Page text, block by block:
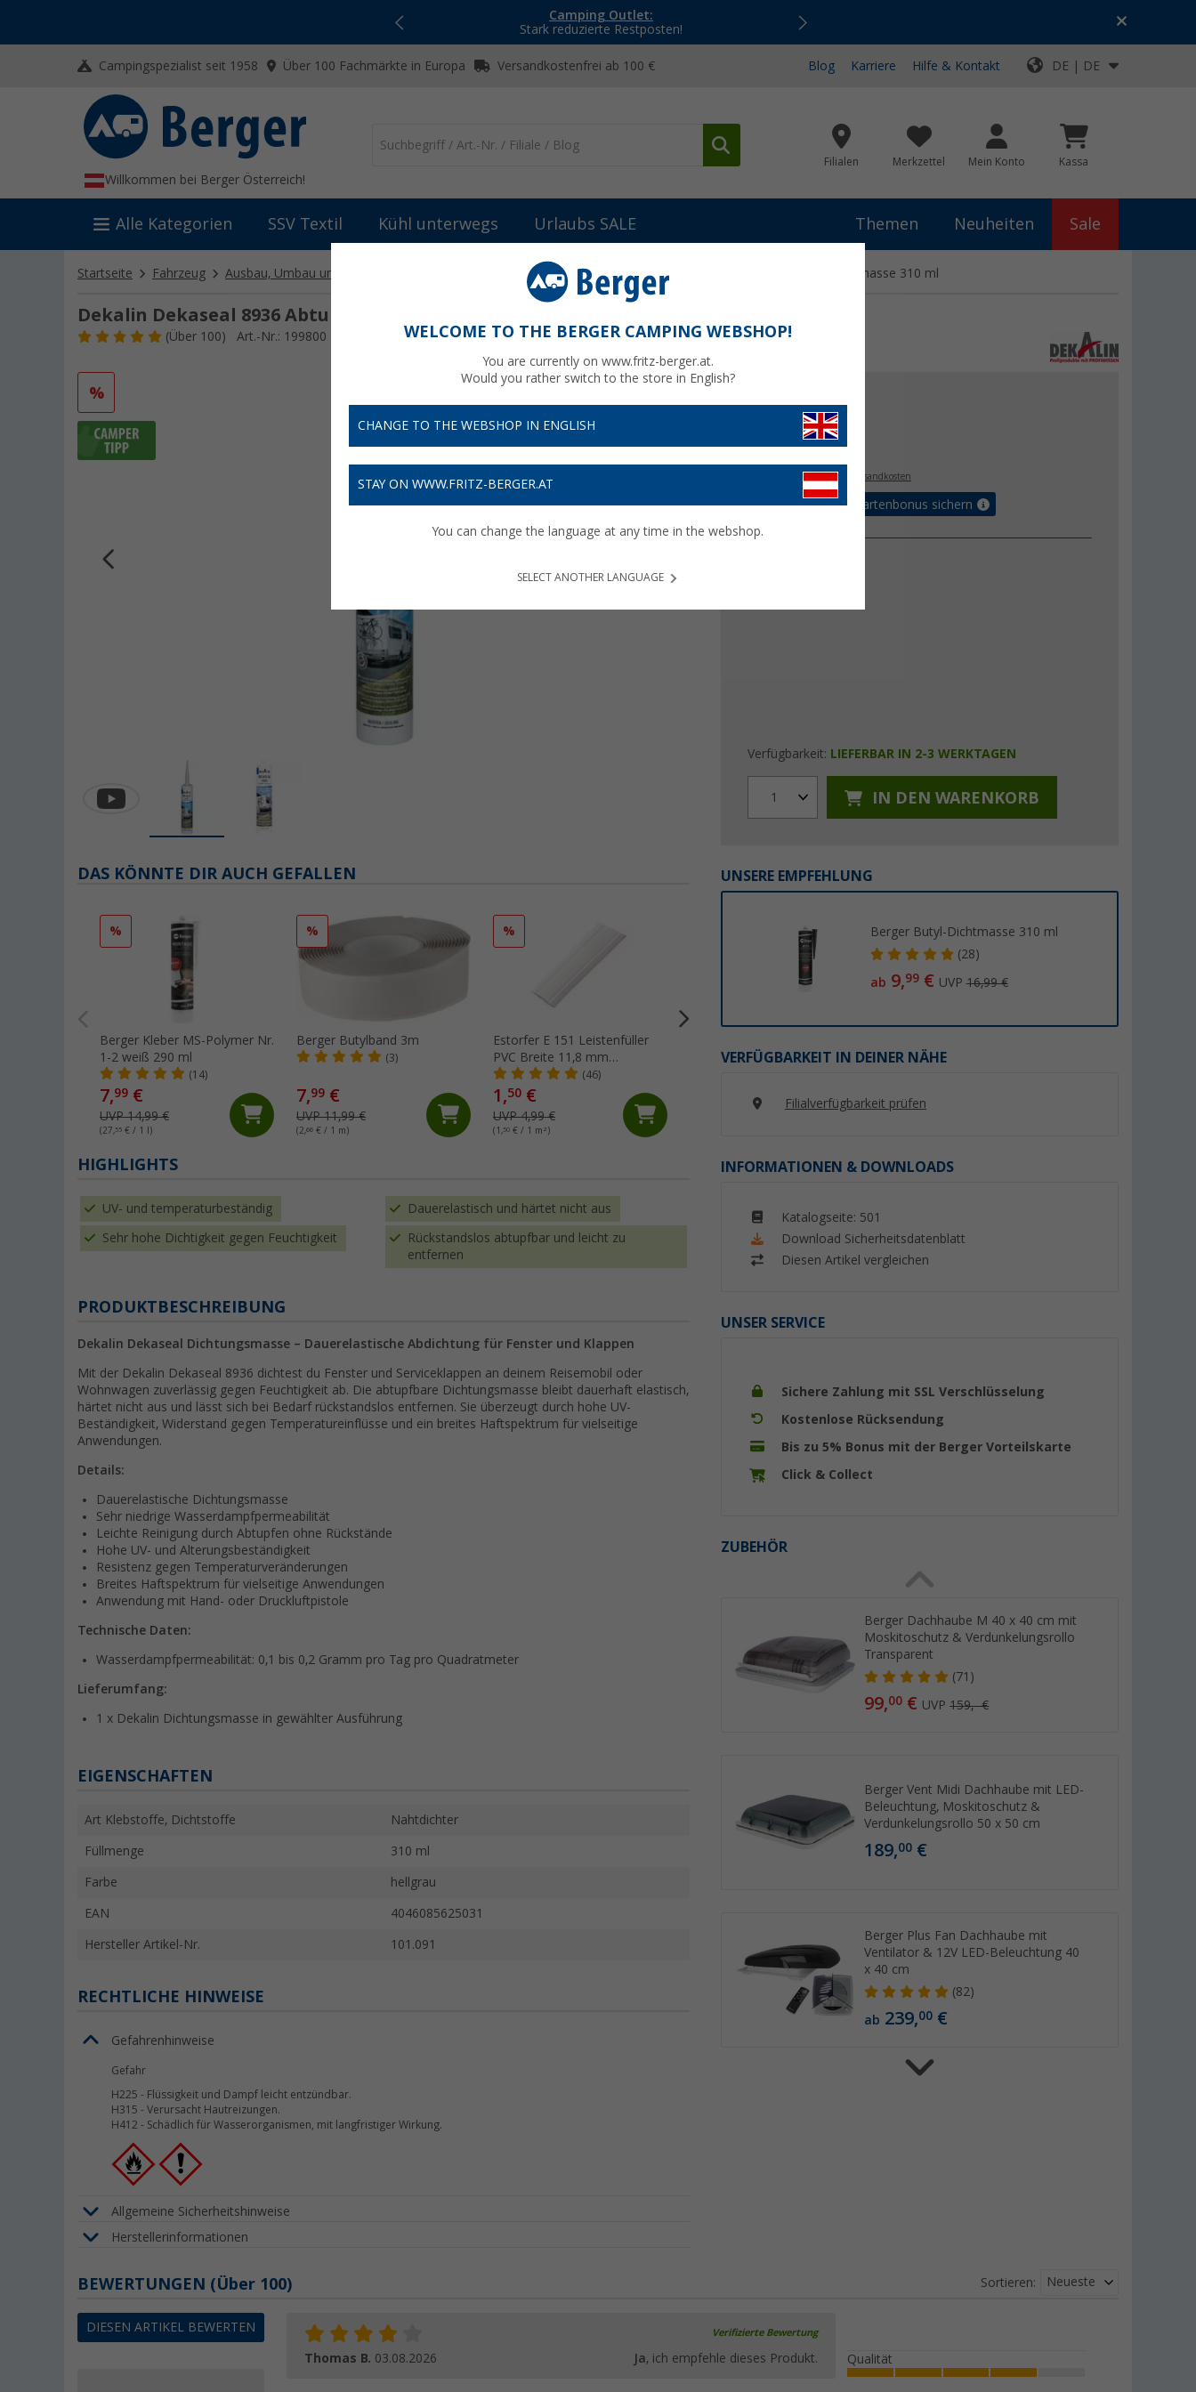
Camping Outlet:
Stark reduzierte Restposten!
Top-Deals für dein Abenteuer!
Campingspezialist seit 1958 Über 100 Fachmärkte in Europa Versandkostenfrei ab 100 € Blog Karriere Hilfe & Kontakt DE | DE
Willkommen bei Berger Österreich!
Filialen Merkzettel Mein Konto Kassa
Alle Kategorien SSV Textil Kühl unterwegs Urlaubs SALE Themen Neuheiten Sale
Startseite Fahrzeug Ausbau, Umbau und Innenausbau Klebstoffe & Dichtmittel Dekalin Dekaseal 8936 Abtupfbare Dichtungsmasse 310 ml
Dekalin Dekaseal 8936 Abtupfbare Dichtungsmasse 310 ml hellgrau
(Über100) Art.-Nr.: 199800
%
€
zzgl. Versandkosten
Bis zu 5% Vorteilskartenbonus sichern
Verfügbarkeit: LIEFERBAR IN 2-3 WERKTAGEN
1 IN DEN WARENKORB
UNSERE EMPFEHLUNG
Berger Butyl-Dichtmasse 310 ml
(28)
ab 9,99€ UVP16,99 €
VERFÜGBARKEIT IN DEINER NÄHE
Filialverfügbarkeit prüfen
INFORMATIONEN & DOWNLOADS
Katalogseite: 501
Download Sicherheitsdatenblatt
Diesen Artikel vergleichen
UNSER SERVICE
Sichere Zahlung mit SSL Verschlüsselung
Kostenlose Rücksendung
Bis zu 5% Bonus mit der Berger Vorteilskarte
Click & Collect
ZUBEHÖR
Berger Dachhaube M 40 x 40 cm mit
Moskitoschutz & Verdunkelungsrollo
Transparent
(71)
99,00 € UVP159,- €
Berger Vent Midi Dachhaube mit LED-
Beleuchtung, Moskitoschutz &
Verdunkelungsrollo 50 x 50 cm
189,00 €
Berger Plus Fan Dachhaube mit
Ventilator & 12V LED-Beleuchtung 40
x 40 cm
(82)
ab 239,00 €
DAS KÖNNTE DIR AUCH GEFALLEN
%
Berger Kleber MS-Polymer Nr.
1-2 weiß 290 ml
(14)
7,99 €
UVP 14,99 €
(27,55 € / 1 l)
%
Berger Butylband 3m
(3)
7,99 €
UVP 11,99 €
(2,66 € / 1 m)
%
Estorfer E 151 Leistenfüller
PVC Breite 11,8 mm
Meterware weiß(46)
1,50 €
UVP 4,99 €
(1,50 € / 1 m²)
Flauschvorhang
%
Klebdichtstoff 300 ml Weiß
9, €
UVP 16,89 €
HIGHLIGHTS
UV- und temperaturbeständig Dauerelastisch und härtet nicht aus
Sehr hohe Dichtigkeit gegen Feuchtigkeit
Rückstandslos abtupfbar und leicht zu
entfernen
PRODUKTBESCHREIBUNG
Dekalin Dekaseal Dichtungsmasse – Dauerelastische Abdichtung für Fenster und Klappen
Mit der Dekalin Dekaseal 8936 dichtest du Fenster und Serviceklappen an deinem Reisemobil oder
Wohnwagen zuverlässig gegen Feuchtigkeit ab. Die abtupfbare Dichtungsmasse bleibt dauerhaft elastisch,
härtet nicht aus und lässt sich bei Bedarf rückstandslos entfernen. Sie überzeugt durch hohe UV-
Beständigkeit, Widerstand gegen Temperatureinflüsse und ein breites Haftspektrum für vielseitige
Anwendungen.
Details:
Dauerelastische Dichtungsmasse
Sehr niedrige Wasserdampfpermeabilität
Leichte Reinigung durch Abtupfen ohne Rückstände
Hohe UV- und Alterungsbeständigkeit
Resistenz gegen Temperaturveränderungen
Breites Haftspektrum für vielseitige Anwendungen
Anwendung mit Hand- oder Druckluftpistole
Technische Daten:
Wasserdampfpermeabilität: 0,1 bis 0,2 Gramm pro Tag pro Quadratmeter
Lieferumfang:
1 x Dekalin Dichtungsmasse in gewählter Ausführung
EIGENSCHAFTEN
Art Klebstoffe, Dichtstoffe Nahtdichter
Füllmenge 310 ml
Farbe hellgrau
EAN 4046085625031
Hersteller Artikel-Nr. 101.091
RECHTLICHE HINWEISE
Gefahrenhinweise
Gefahr
H225 - Flüssigkeit und Dampf leicht entzündbar.
H315 - Verursacht Hautreizungen.
H412 - Schädlich für Wasserorganismen, mit langfristiger Wirkung.
Allgemeine Sicherheitshinweise
Herstellerinformationen
BEWERTUNGEN (Über 100)
DIESEN ARTIKEL BEWERTEN
Sortieren: Neueste
Verifizierte Bewertung
Thomas B. 03.08.2026 Ja, ich empfehle dieses Produkt. Qualität
WELCOME TO THE BERGER CAMPING WEBSHOP!
You are currently on www.fritz-berger.at.
Would you rather switch to the store in English?
CHANGE TO THE WEBSHOP IN ENGLISH
STAY ON WWW.FRITZ-BERGER.AT
You can change the language at any time in the webshop.
SELECT ANOTHER LANGUAGE